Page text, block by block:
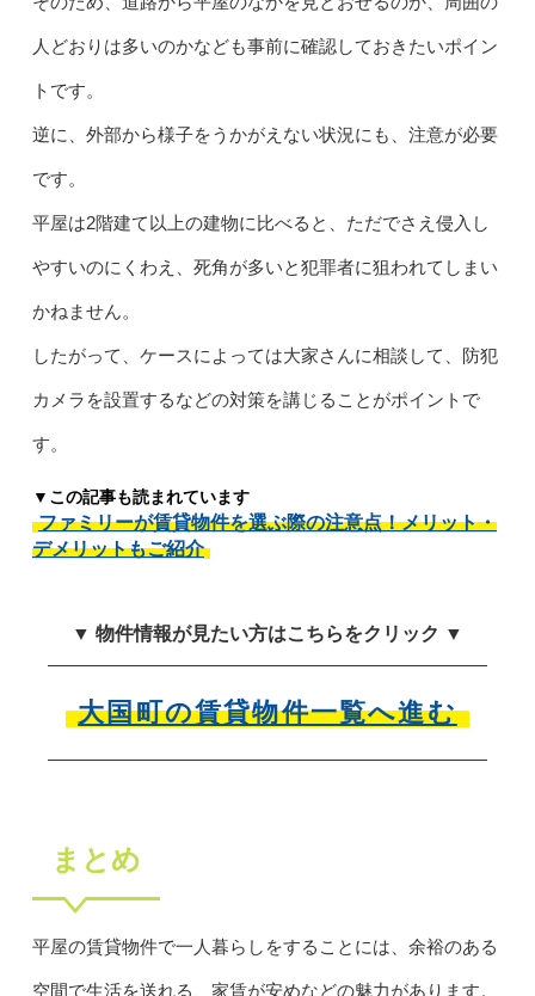
人どおりは多いのかなども事前に確認しておきたいポイン
トです。
逆に、外部から様子をうかがえない状況にも、注意が必要
です。
平屋は2階建て以上の建物に比べると、ただでさえ侵入し
やすいのにくわえ、死角が多いと犯罪者に狙われてしまい
かねません。
したがって、ケースによっては大家さんに相談して、防犯
カメラを設置するなどの対策を講じることがポイントで
す。
▼この記事も読まれています
ファミリーが賃貸物件を選ぶ際の注意点！メリット・
デメリットもご紹介
▼ 物件情報が見たい方はこちらをクリック ▼
大国町の賃貸物件一覧へ進む
まとめ
平屋の賃貸物件で一人暮らしをすることには、余裕のある
空間で生活を送れる、家賃が安めなどの魅力があります。